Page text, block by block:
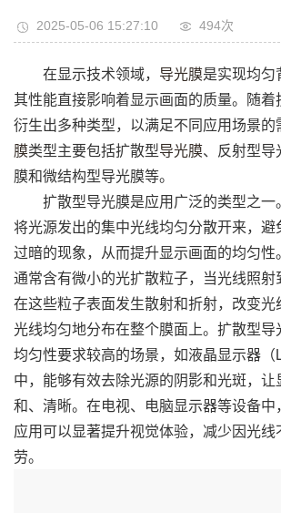
2025-05-06 15:27:10 494次
在显示技术领域， 导光膜是实现均匀
其性能直接影响着显示画面的质量。随着
衍生出多种类型，以满足不同应用场景的
膜类型主要包括扩散型导光膜、反射型
膜和微结构型导光膜等。
扩散型导光膜是应用广泛的类型之一
将光源发出的集中光线均匀分散开来，
过暗的现象，从而提升显示画面的均匀
通常含有微小的光扩散粒子，当光线照
在这些粒子表面发生散射和折射，改变
光线均匀地分布在整个膜面上。扩散型
均匀性要求较高的场景，如液晶显示器（
中，能够有效去除光源的阴影和光斑，
和、清晰。在电视、电脑显示器等设备
应用可以显著提升视觉体验，减少因光
劳。